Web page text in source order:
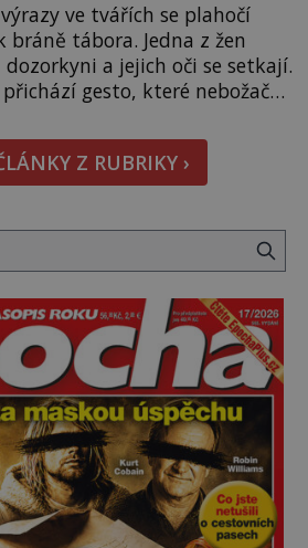
ve tvářích se plahočí
bráně tábora. Jedna z žen
a jejich oči se setkají.
gesto, které nebožačku
Josef Mengele (1911–
(1900–1945) zná každý,
otřela. Jenže […]
Z RUBRIKY ›